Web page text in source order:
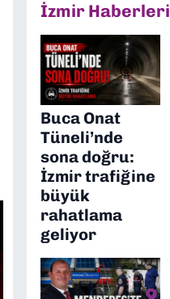
İzmir Haberleri
Buca Onat
Tüneli’nde
sona doğru:
İzmir trafiğine
büyük
rahatlama
geliyor